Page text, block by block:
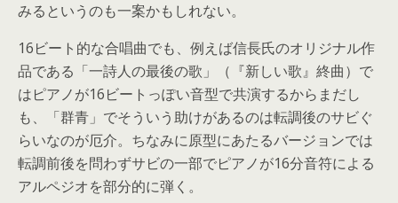
みるというのも一案かもしれない。
16ビート的な合唱曲でも、例えば信長氏のオリジナル作
品である「一詩人の最後の歌」（『新しい歌』終曲）で
はピアノが16ビートっぽい音型で共演するからまだし
も、「群青」でそういう助けがあるのは転調後のサビぐ
らいなのが厄介。ちなみに原型にあたるバージョンでは
転調前後を問わずサビの一部でピアノが16分音符による
アルペジオを部分的に弾く。